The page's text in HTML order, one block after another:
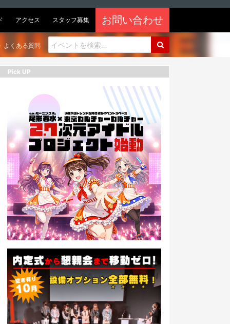
アクセス スタッフ募集 お問い合わせ
よくある質問
Pick UP